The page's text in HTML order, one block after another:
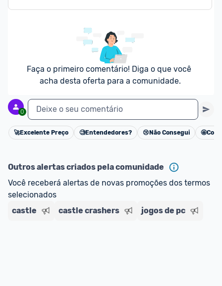
Faça o primeiro comentário! Diga o que você
acha desta oferta para a comunidade.
0 Deixe o seu comentário
Cancelar
🚀Excelente Preço 🧐Entendedores? 😢 Não Consegui 🤩
Outros alertas criados pela comunidade
Você receberá alertas de novas promoções dos termos
selecionados
castle
castle crashers jogos de pc